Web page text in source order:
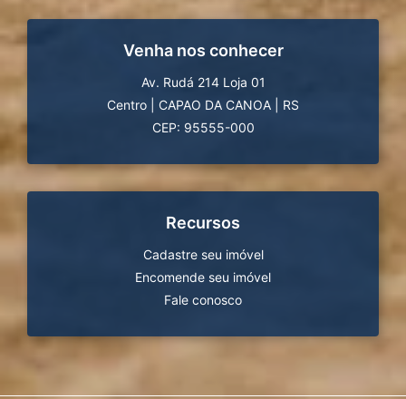
Venha nos conhecer
Av. Rudá 214 Loja 01
Centro
CAPAO DA CANOA
RS
CEP: 95555-000
Recursos
Cadastre seu imóvel
Encomende seu imóvel
Fale conosco